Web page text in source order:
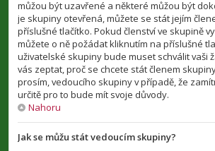
můžou být uzavřené a některé můžou být
je skupiny otevřená, můžete se stát jejím
příslušné tlačítko. Pokud členství ve skupině
můžete o ně požádat kliknutím na příslušné
uživatelské skupiny bude muset schválit vaši
vás zeptat, proč se chcete stát členem
prosím, vedoucího skupiny v případě, že
určitě pro to bude mít svoje důvody.
Nahoru
Jak se můžu stát vedoucím skupiny?